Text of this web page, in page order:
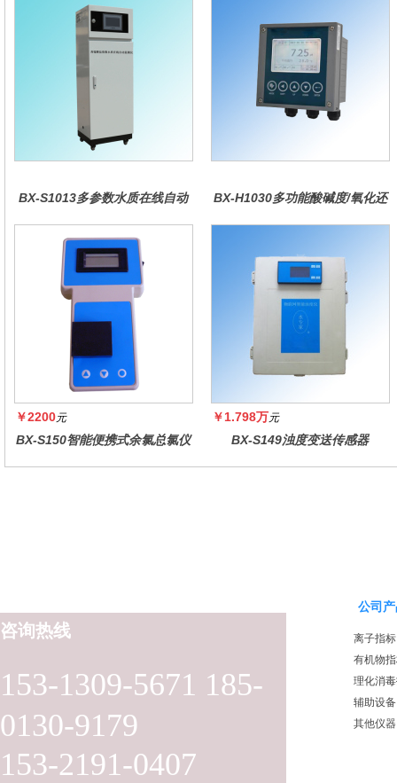
BX-S1013多参数水质在线自动
BX-H1030多功能酸碱度/氧化还
￥2200元
BX-S150智能便携式余氯总氯仪
￥1.798万元
BX-S149浊度变送传感器
153-1309-5671 185-
0130-9179
153-2191-0407
咨询热线
公司
离子指标
有机物
理化消
辅助设备
其他仪器